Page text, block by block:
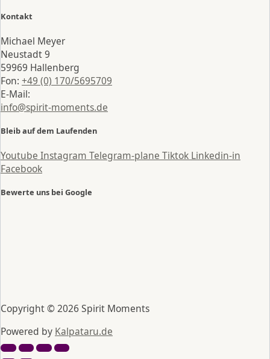
Kontakt
Michael Meyer
Neustadt 9
59969 Hallenberg
Fon: +49 (0) 170/5695709
E-Mail:
info@spirit-moments.de
Bleib auf dem Laufenden
Youtube Instagram Telegram-plane Tiktok Linkedin-in
Facebook
Bewerte uns bei Google
Copyright © 2026 Spirit Moments
Powered by Kalpataru.de